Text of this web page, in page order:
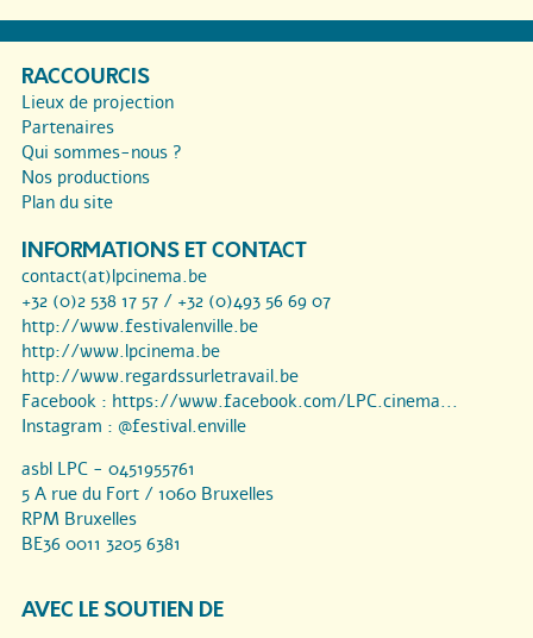
RACCOURCIS
Lieux de projection
Partenaires
Qui sommes-nous ?
Nos productions
Plan du site
INFORMATIONS ET CONTACT
contact(at)lpcinema.be
+32 (0)2 538 17 57 / +32 (0)493 56 69 07
http://www.festivalenville.be
http://www.lpcinema.be
http://www.regardssurletravail.be
Facebook : https://www.facebook.com/LPC.cinema...
Instagram : @festival.enville
asbl LPC - 0451955761
5 A rue du Fort / 1060 Bruxelles
RPM Bruxelles
BE36 0011 3205 6381
AVEC LE SOUTIEN DE